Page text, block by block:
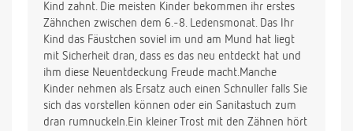
Kind zahnt. Die meisten Kinder bekommen ihr erstes
Zähnchen zwischen dem 6.-8. Ledensmonat. Das Ihr
Kind das Fäustchen soviel im und am Mund hat liegt
mit Sicherheit dran, dass es das neu entdeckt hat und
ihm diese Neuentdeckung Freude macht.Manche
Kinder nehmen als Ersatz auch einen Schnuller falls Sie
sich das vorstellen können oder ein Sanitastuch zum
dran rumnuckeln.Ein kleiner Trost mit den Zähnen hört